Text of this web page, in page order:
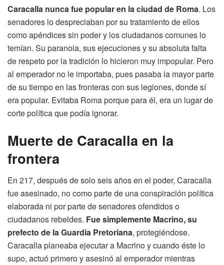
Caracalla nunca fue popular en la ciudad de Roma. Los
senadores lo despreciaban por su tratamiento de ellos
como apéndices sin poder y los ciudadanos comunes lo
temían. Su paranoia, sus ejecuciones y su absoluta falta
de respeto por la tradición lo hicieron muy impopular. Pero
al emperador no le importaba, pues pasaba la mayor parte
de su tiempo en las fronteras con sus legiones, donde sí
era popular. Evitaba Roma porque para él, era un lugar de
corte política que podía ignorar.
Muerte de Caracalla en la
frontera
En 217, después de solo seis años en el poder, Caracalla
fue asesinado, no como parte de una conspiración política
elaborada ni por parte de senadores ofendidos o
ciudadanos rebeldes. Fue simplemente Macrino, su
prefecto de la Guardia Pretoriana, protegiéndose.
Caracalla planeaba ejecutar a Macrino y cuando éste lo
supo, actuó primero y asesinó al emperador mientras